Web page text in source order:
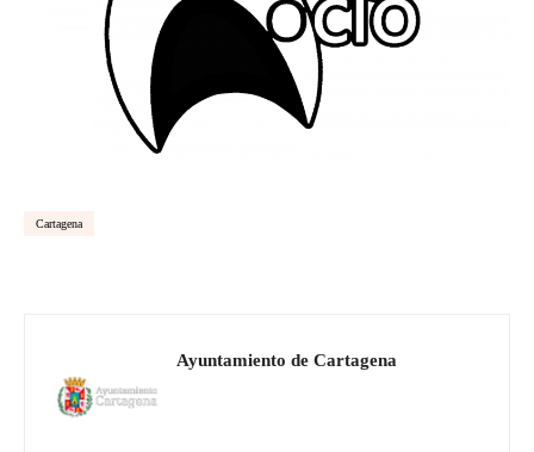
Cartagena
Ayuntamiento de Cartagena